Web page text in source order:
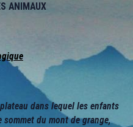
ANIMAUX
dans lequel les enfants
du mont de grange,